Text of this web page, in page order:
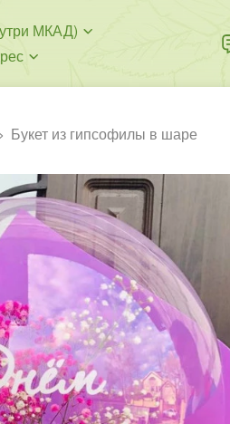
МКАД)
Букет из гипсофилы в шаре